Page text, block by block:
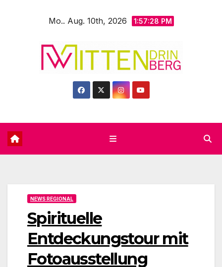
Mo.. Aug. 10th, 2026 1:57:30 PM
NEWS REGIONAL
Spirituelle
Entdeckungstour mit
Fotoausstellung